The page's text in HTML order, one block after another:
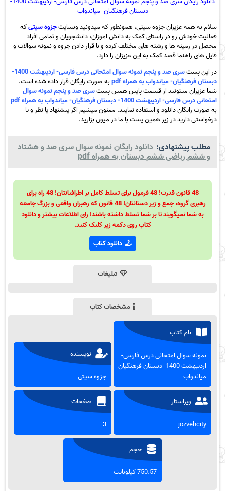
دبستان فرهنگیان- میاندواب
سلام به همه عزیزان جزوه سیتی، همونطور که میدونید وبسایتجزوه سیتیکه
فعالیت خودش رو در راستای کمک به دانش اموزان، دانشجویان و تمامی افراد
محصل در زمینه ها و رشته های مختلف کرده و با قرار دادن جزوه و نمونه سوالات و
فایل های راهنما قصد کمک به این عزیزان را دارد.
در این پست
سری صد و پنجم نمونه سوال امتحانی درس فارسی- اردیبهشت 1400-
دبستان فرهنگیان- میاندواب به همراه pdf
به صورت رایگان قرار داده شده است.
شما عزیزان میتونید از قسمت پایین همین پستسری صد و پنجم نمونه سوال
امتحانی درس فارسی- اردیبهشت 1400- دبستان فرهنگیان- میاندواب به همراه pdf
به صورت رایگان دانلود و استفاده نمایید. ممنون میشیم اگر پیشنهاد یا نظر و یا
درخواستی دارید در زیر همین پست با ما در میون بزارید.
مطلب پیشنهادی: دانلود رایگان نمونه سوال سری صد و هشتاد
و ششم ریاضی ششم دبستان به همراه pdf
48 قانون قدرت! 48 فرمول برای تسلط کامل بر اطرافیانتان! 48 راه برای
رهبری گروه، جمع و زیر دستانتان! 48 قانون که رهبران واقعی و بزرگ جامعه
به شما نمیگویند تا بر شما تسلط داشته باشند! رای اطلاعات بیشتر و دانلود
کتاب روی دکمه زیر کلیک کنید.
دانلود کتاب
تبلیغات
مشخصات کتاب
نام کتاب
نمونه سوال امتحانی درس فارسی-
اردیبهشت 1400- دبستان فرهنگیان-
میاندواب
نویسنده
جزوه سیتی
ویراستار
jozvehcity
صفحات
3
حجم
750.57 کیلوبایت